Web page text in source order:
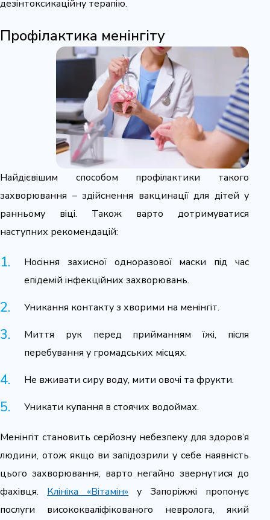
дезінтоксикаційну терапію.
Профілактика менінгіту
Найдієвішим способом профілактики такого
захворювання – здійснення вакцинації для дітей у
ранньому віці. Також варто дотримуватися
наступних рекомендацій:
Носіння захисної одноразової маски під час
епідемій інфекційних захворювань.
Уникання контакту з хворими на менінгіт.
Миття рук перед прийманням їжі, після
перебування у громадських місцях.
Не вживати сиру воду, мити овочі та фрукти.
Уникати купання в стоячих водоймах.
Менінгіт становить серйозну небезпеку для здоров’я
людини, отож якщо ви запідозрили у себе наявність
цього захворювання, варто негайно звернутися до
фахівця. Клініка «Вітамін» у Запоріжжі пропонує
послуги висококваліфікованого невролога, який